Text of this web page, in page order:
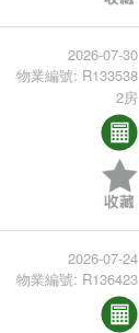
2026-07-30
物業編號: R133538
2房
2026-07-24
物業編號: R136423